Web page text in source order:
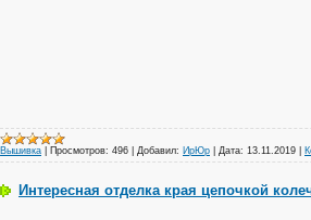
Вышивка Просмотров: 496 Добавил: ИрЮр Дата: 13.11.2019
Интересная отделка края цепочкой